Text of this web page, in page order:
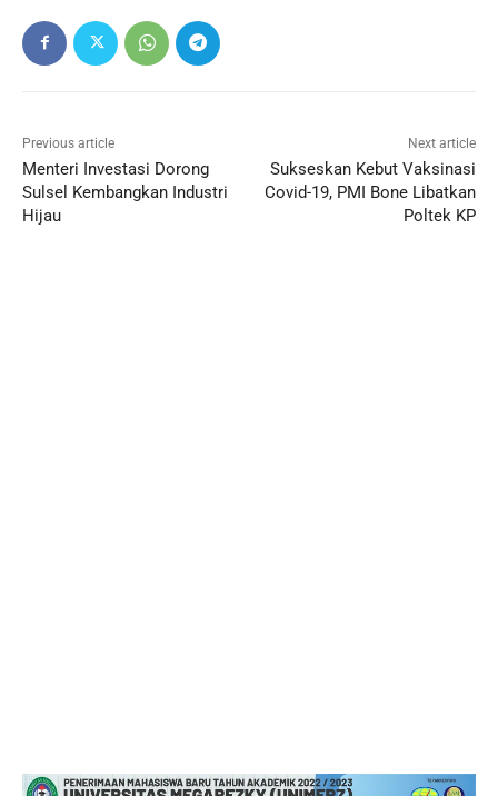
Previous article
Menteri Investasi Dorong
Sulsel Kembangkan Industri
Hijau
Next article
Sukseskan Kebut Vaksinasi
Covid-19, PMI Bone Libatkan
Poltek KP